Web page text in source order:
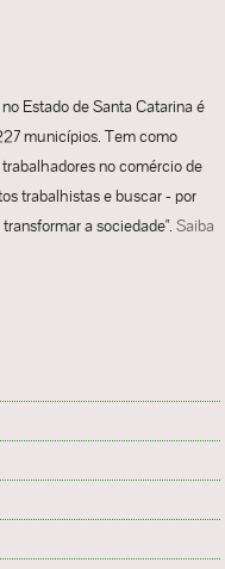
Estado de Santa Catarina é
municípios. Tem como
no comércio de
trabalhistas e buscar - por
a sociedade".Saiba